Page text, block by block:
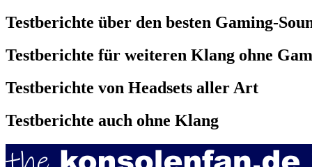
Testberichte über den besten Gaming-
Testberichte für weiteren Klang ohne
Testberichte von Headsets aller Art
Testberichte auch ohne Klang